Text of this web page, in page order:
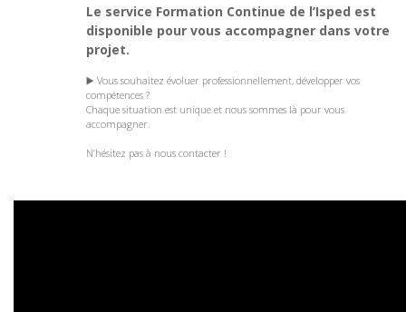
Le service Formation Continue de l’Isped est
disponible pour vous accompagner dans votre
projet.
▶️ Vous souhaitez évoluer professionnellement, développer vos
compétences ?
Chaque situation est unique et nous sommes là pour vous
accompagner.
N’hésitez pas à nous contacter !